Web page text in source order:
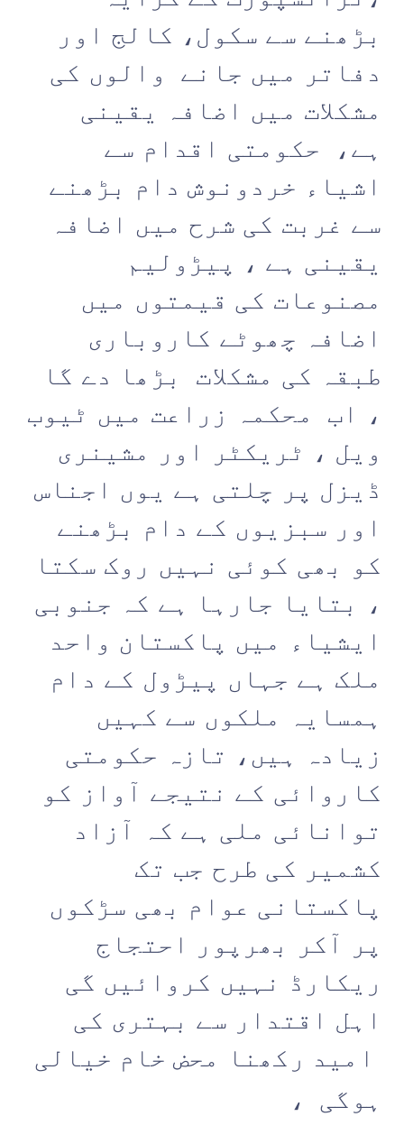
بڑھنے سے سکول، کالج اور
دفاتر میں جانے والوں کی
مشکلات میں اضافہ یقینی
ہے، حکومتی اقدام سے
اشیاء خردونوش دام بڑھنے
سے غربت کی شرح میں اضافہ
یقینی ہے ، پیڑولیم
مصنوعات کی قیمتوں میں
اضافہ چھوٹے کاروباری
طبقہ کی مشکلات بڑھا دے گا
، اب محکمہ زراعت میں ٹیوب
ویل ، ٹریکٹر اور مشینری
ڈیزل پر چلتی ہے یوں اجناس
اور سبزیوں کے دام بڑھنے
کو بھی کوئی نہیں روک سکتا
، بتایا جارہا ہے کہ جنوبی
ایشیاء میں پاکستان واحد
ملک ہے جہاں پیڑول کے دام
ہمسایہ ملکوں سے کہیں
زیادہ ہیں، تازہ حکومتی
کاروائی کے نتیجے آواز کو
توانائی ملی ہے کہ آزاد
کشمیر کی طرح جب تک
پاکستانی عوام بھی سڑکوں
پر آکر بھرپور احتجاج
ریکارڈ نہیں کروائیں گی
اہل اقتدار سے بہتری کی
امید رکھنا محض خام خیالی
ہوگی ،